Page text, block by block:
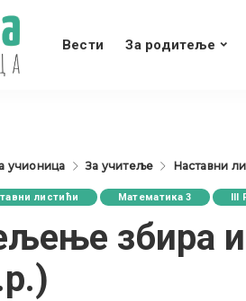
Вести За родитеље
учионица За учитеље Наставни
листићи Математика 3 III
збира и